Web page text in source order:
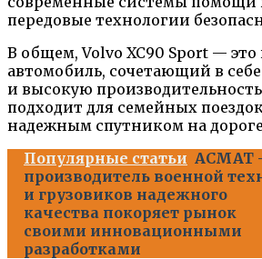
передовые технологии
В общем, Volvo XC90 Sport —
автомобиль, сочетающий в
и высокую
подходит для семейных
надежным спутником на
Популярные статьи ACMAT
производитель военной
и грузовиков надежного
качества покоряет рынок
своими инновационными
разработками